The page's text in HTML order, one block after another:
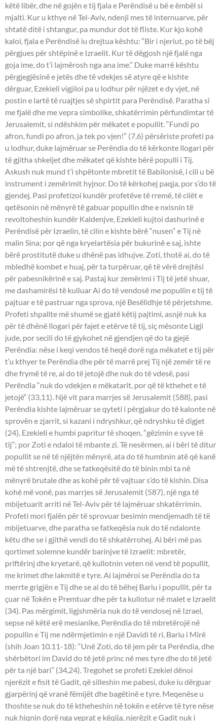
këtë libër, dhe në gojën e tij fjala e Perëndisë u bë e ëmbël si
mjalti. Kur u kthye në Tel-Aviv, ndenji mes të internuarve, për
shtatë ditë i shtangur, pa mundur dot të fliste. Kur kjo kohë
kaloi, fjala e Perëndisë iu drejtua kështu: “Bir i njeriut, po të bëj
përgjues për shtëpinë e Izraelit. Kur të dëgjosh një fjalë nga
goja ime, do t’i lajmërosh nga ana ime.” Duke marrë kështu
përgjegjësinë e jetës dhe të vdekjes së atyre që e kishte
dërguar, Ezekieli vigjiloi pa u lodhur për njëzet e dy vjet, në
postin e lartë të ruajtjes së shpirtit para Perëndisë. Paratha si
me fjalë dhe me vepra simbolike, shkatërrimin përfundimtar të
Jerusalemit, si ndëshkim për mëkatet e popullit. “Fundi po
afron, fundi po afron, ja tek po vjen!” (7,6) përsëriste profeti pa
u lodhur, duke lajmëruar se Perëndia do të kërkonte llogari për
të gjitha shkeljet dhe mëkatet që kishte bërë populli i Tij.
Askush nuk mund t’i shpëtonte mbretit të Babilonisë, i cili u bë
instrument i zemërimit hyjnor. Do të kërkohej paqja, por s’do të
gjendej. Pasi profetizoi kundër profetëve të rremë, të cilët e
qetësonin në mënyrë të gabuar popullin dhe e nxisnin të
revoltoheshin kundër Kaldenjve, Ezekieli kujtoi dashurinë e
Perëndisë për Izraelin, të cilin e kishte bërë “nusen” e Tij në
malin Sina; por që nga kryelartësia për bukurinë e saj, ishte
bërë prostitutë duke u dhënë pas idhujve. Zoti, thotë ai, do të
mbledhë kombet e huaj, për ta turpëruar, që të vërë drejtësi
për pabesnikërinë e saj. Pastaj kur zemërimi i Tij të jetë shuar,
me dashamirësi të kulluar Ai do të vendosë me popullin e tij të
pajtuar e të pastruar nga sprova, një Besëlidhje të përjetshme.
Profeti shpallte më shumë se gjatë këtij pajtimi, asnjë nuk ka
për të dhënë llogari për fajet e etërve të tij, siç mësonte Ligji
jude, por secili do të gjykohet në gjendjen që do ta gjejë
Perëndia: nëse i keqi vendos të heqë dorë nga mëkatet e tij për
t’u kthyer te Perëndia dhe për të marrë prej Tij një zemër të re
dhe frymë të re, ai do të jetojë dhe nuk do të vdesë, pasi
Perëndia “nuk do vdekjen e mëkatarit, por që të kthehet e të
jetojë” (33,11). Një vit para marrjes së Jerusalemit (588), pasi
Perëndia kishte lajmëruar se qyteti i përgjakur do të kalonte në
sprovën e zjarrit, si kazani i ndryshkur, që ndryshku të digjet
(24), Ezekieli e humbi papritur të shoqen, “gëzimin e syve të
tij”; por Zoti e ndaloi të mbante zi. Të nesërmen, ai i bëri të ditur
popullit se në të njëjtën mënyrë, ata do të humbnin atë që kanë
më të shtrenjtë, dhe se fatkeqësitë do të binin mbi ta në
mënyrë brutale dhe as kohë për të vajtuar s’do të kishin. Disa
kohë më vonë, pas marrjes së Jerusalemit (587), një nga të
mbijetuarit arriti në Tel-Aviv për të lajmëruar shkatërrimin.
Profeti mori fjalën për të sprovuar besimin mendjemadh të të
mbijetuarve, dhe paratha se fatkeqësia nuk do të ndalonte
këtu dhe se i gjithë vendi do të shkatërrohej. Ai bëri më pas
qortimet solemne kundër barinjve të Izraelit: mbretër,
priftërinj dhe kryetarë, që kullotnin veten në vend të popullit,
me krimet dhe lakmitë e tyre. Ai lajmëroi se Perëndia do ta
merrte grigjën e Tij dhe se ai do të bëhej Bariu i popullit, për ta
çuar në Tokën e Premtuar dhe për ta kullotur në malet e Izraelit
(34). Pas mërgimit, ligjshmëria nuk do të vendosej në Izrael,
sepse në këtë erë mesianike, Perëndia do të mbretërojë në
popullin e Tij me ndërmjetimin e një Davidi të ri, Bariu i Mirë
(shih Joan 10.11-18): “Unë Zoti, do të jem për ta Perëndia, dhe
shërbëtori im David do të jetë princ në mes tyre dhe do të jetë
për ta një bari” (34,24). Tregohet se profeti Ezekiel dënoi
njerëzit e fisit të Gadit, që silleshin me pabesi, duke iu dërguar
gjarpërinj që vranë fëmijët dhe bagëtinë e tyre. Meqenëse u
thoshte se nuk do të ktheheshin në tokën e etërve të tyre nëse
nuk hiqnin dorë nga veprat e këqija, njerëzit e Gadit nuk i